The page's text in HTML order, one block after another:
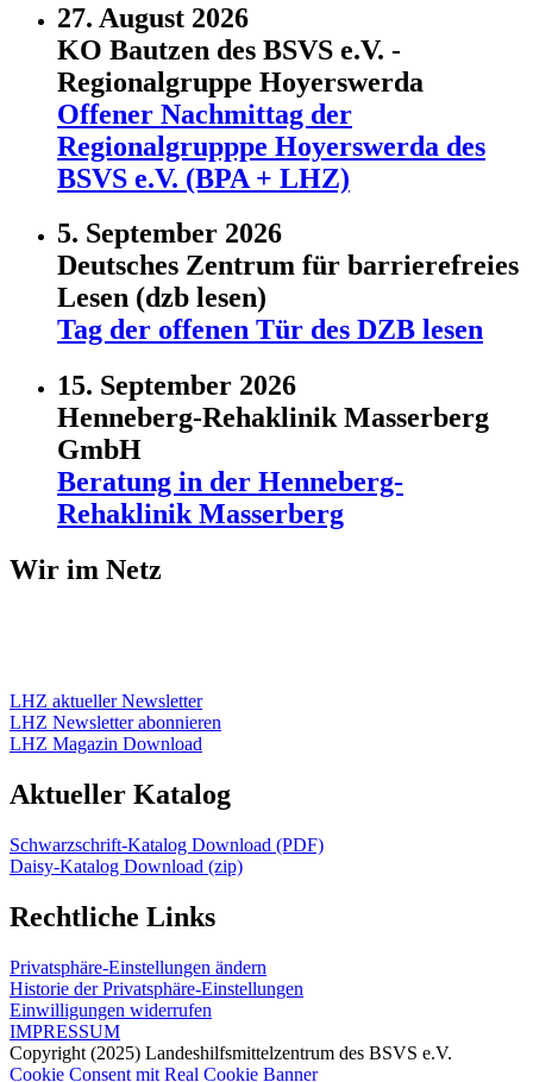
27. August 2026
KO Bautzen des BSVS e.V. -
Regionalgruppe Hoyerswerda
Offener Nachmittag der
Regionalgrupppe Hoyerswerda des
BSVS e.V. (BPA + LHZ)
5. September 2026
Deutsches Zentrum für barrierefreies
Lesen (dzb lesen)
Tag der offenen Tür des DZB lesen
15. September 2026
Henneberg-Rehaklinik Masserberg
GmbH
Beratung in der Henneberg-
Rehaklinik Masserberg
Wir im Netz
LHZ aktueller Newsletter
LHZ Newsletter abonnieren
LHZ Magazin Download
Aktueller Katalog
Schwarzschrift-Katalog Download (PDF)
Daisy-Katalog Download (zip)
Rechtliche Links
Privatsphäre-Einstellungen ändern
Historie der Privatsphäre-Einstellungen
Einwilligungen widerrufen
IMPRESSUM
Copyright (2025) Landeshilfsmittelzentrum des BSVS e.V.
Cookie Consent mit Real Cookie Banner